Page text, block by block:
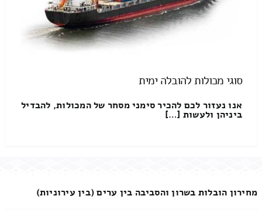
סוגי מכולות להובלה ימית
אנו נעזור לכם להכיר סימני מסחר של המכולות, להבדיל
ביניהן ולעשות […]
מחירון הובלות בשרון והסביבה בין ערים (בין עירוניות)